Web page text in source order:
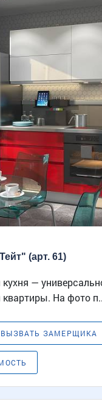
(арт. 61)
—
На фото
ВЫЗВАТЬ ЗАМЕРЩИКА